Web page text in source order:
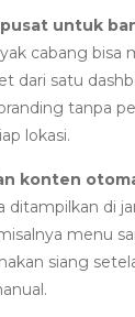
untuk
cabang bisa
dari satu
tanpa
lokasi.
konten
ditampilkan di
menu
siang